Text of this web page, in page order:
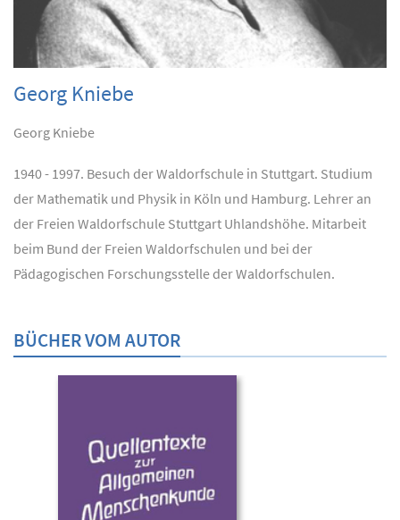
Georg Kniebe
Georg Kniebe
1940 - 1997. Besuch der Waldorfschule in Stuttgart. Studium
der Mathematik und Physik in Köln und Hamburg. Lehrer an
der Freien Waldorfschule Stuttgart Uhlandshöhe. Mitarbeit
beim Bund der Freien Waldorfschulen und bei der
Pädagogischen Forschungsstelle der Waldorfschulen.
BÜCHER VOM AUTOR